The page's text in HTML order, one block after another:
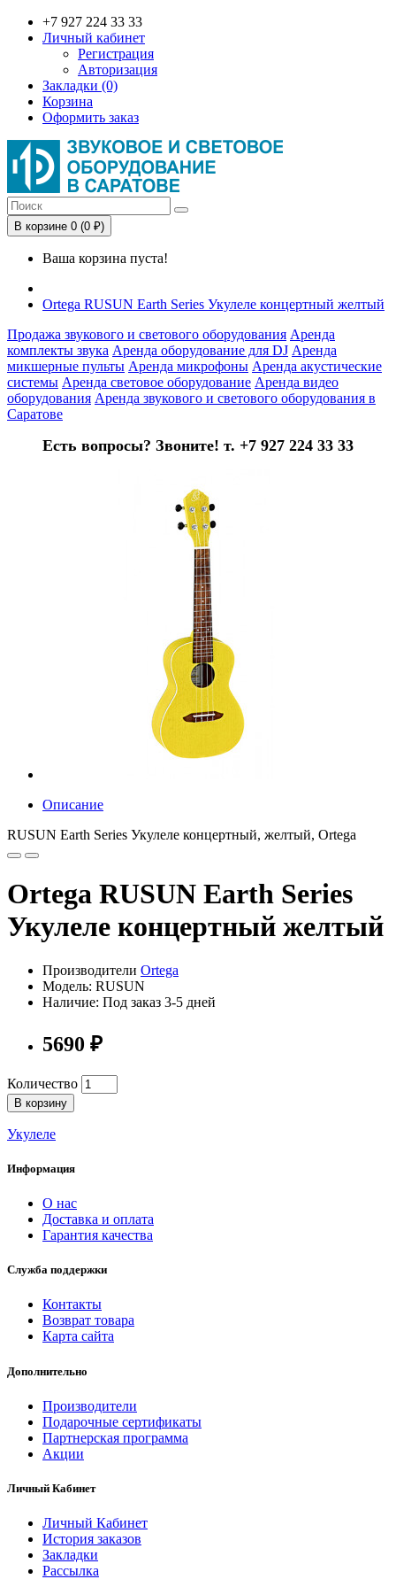
+7 927 224 33 33
Личный кабинет
Регистрация
Авторизация
Закладки (0)
Корзина
Оформить заказ
В корзине 0 (0 ₽)
Ваша корзина пуста!
Ortega RUSUN Earth Series Укулеле концертный желтый
Продажа звукового и светового оборудования Аренда
комплекты звука Аренда оборудование для DJ Аренда
микшерные пульты Аренда микрофоны Аренда акустические
системы Аренда световое оборудование Аренда видео
оборудования Аренда звукового и светового оборудования в
Саратове
Есть вопросы? Звоните! т. +7 927 224 33 33
Описание
RUSUN Earth Series Укулеле концертный, желтый, Ortega
Ortega RUSUN Earth Series
Укулеле концертный желтый
Производители Ortega
Модель: RUSUN
Наличие: Под заказ 3-5 дней
5690 ₽
Количество
В корзину
Укулеле
Информация
О нас
Доставка и оплата
Гарантия качества
Служба поддержки
Контакты
Возврат товара
Карта сайта
Дополнительно
Производители
Подарочные сертификаты
Партнерская программа
Акции
Личный Кабинет
Личный Кабинет
История заказов
Закладки
Рассылка